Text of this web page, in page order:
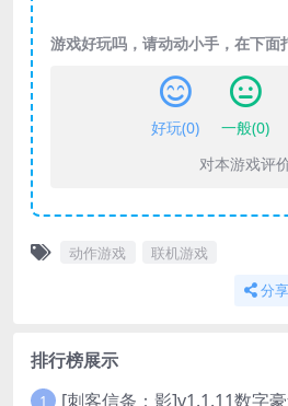
游戏好玩吗，请动动小手，在下面
好玩(0) 一般(0)
对本游戏评
动作游戏 联机游戏
分享
排行榜展示
1 [刺客信条：影]v1.1.11数字